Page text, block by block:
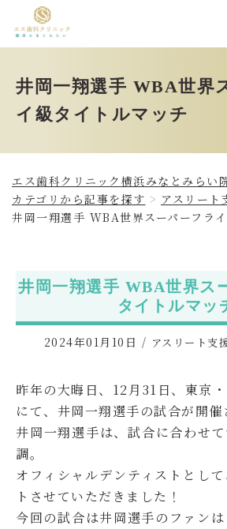
井岡一翔選手 WBA世界
イ級タイトルマッチ
エス歯科クリニック横浜みなとみらい
カテゴリから記事を探す
アスリート
井岡一翔選手 WBA世界スーパーフラ
井岡一翔選手 WBA世界ス
タイトルマッ
2024年01月10日 / アスリート支
昨年の大晦日、12月31日、東京
にて、井岡一翔選手の試合が開催
井岡一翔選手は、試合に合わせ
調。
オフィシャルデンティストとし
トさせていただきました！
今回の試合は井岡選手のファン